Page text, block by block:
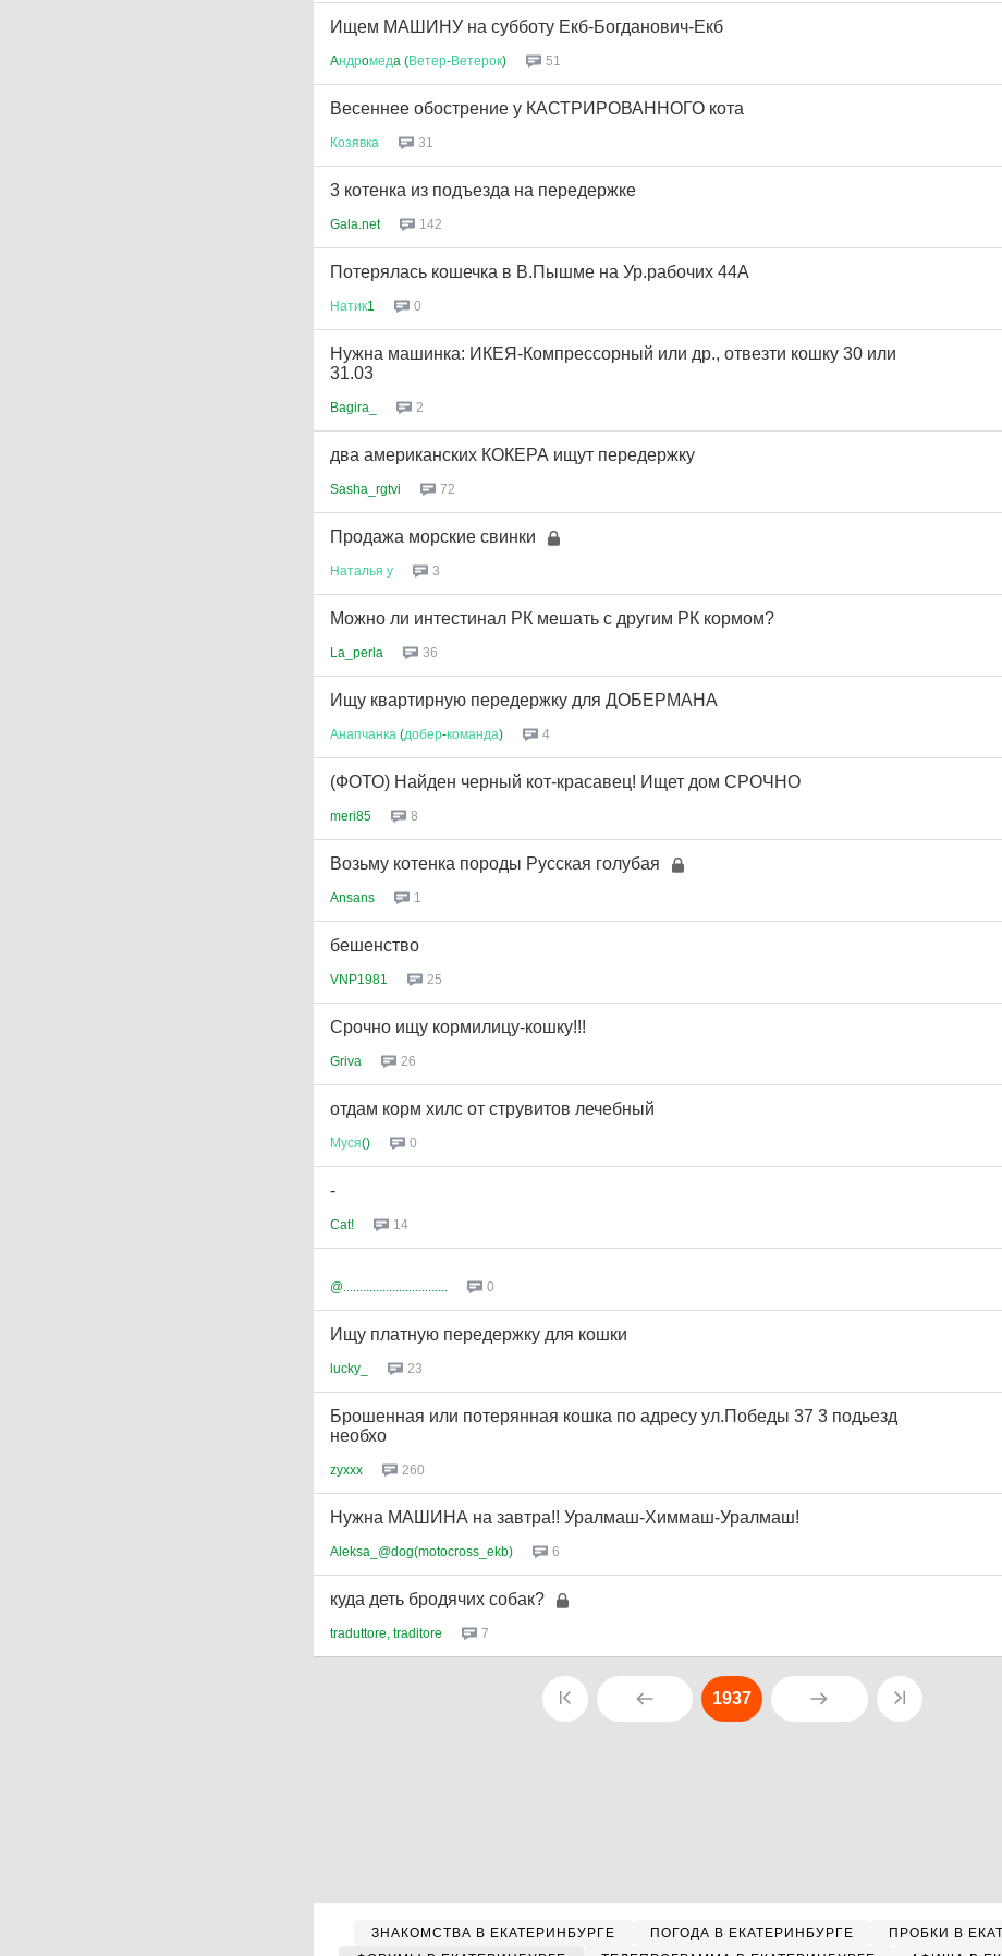
Ищем МАШИНУ на субботу Екб-Богданович-Екб
Aндрoмедa (Ветер-Ветерок) 51
Весеннее обострение у КАСТРИРОВАННОГО кота
Козявка 31
3 котенка из подъезда на передержке
Gala.net 142
Потерялась кошечка в В.Пышме на Ур.рабочих 44А
Натик1 0
Нужна машинка: ИКЕЯ-Компрессорный или др., отвезти кошку 30 или
31.03
Bagira_ 2
два американских КОКЕРА ищут передержку
Sasha_rgtvi 72
Продажа морские свинки
Наталья у 3
Можно ли интестинал РК мешать с другим РК кормом?
La_perla 36
Ищу квартирную передержку для ДОБЕРМАНА
Анапчанка (добер-команда) 4
(ФОТО) Найден черный кот-красавец! Ищет дом СРОЧНО
meri85 8
Возьму котенка породы Русская голубая
Ansans 1
бешенство
VNP1981 25
Срочно ищу кормилицу-кошку!!!
Griva 26
отдам корм хилс от струвитов лечебный
Муся() 0
-
Cat! 14
@................................ 0
Ищу платную передержку для кошки
lucky_ 23
Брошенная или потерянная кошка по адресу ул.Победы 37 3 подьезд
необхо
zyxxx 260
Нужна МАШИНА на завтра!! Уралмаш-Химмаш-Уралмаш!
Aleksa_@dog(motocross_ekb) 6
куда деть бродячих собак?
traduttore, traditore 7
1937
ЗНАКОМСТВА В ЕКАТЕРИНБУРГЕ ПОГОДА В ЕКАТЕРИНБУРГЕ
ПРОБКИ В